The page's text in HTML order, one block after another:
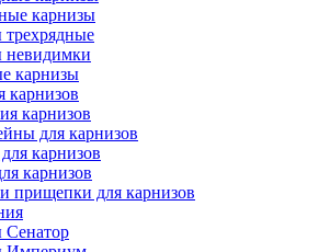
карнизы
невидимки
карнизы
карнизов
карнизов
для карнизов
карнизов
карнизов
прищепки для карнизов
Сенатор